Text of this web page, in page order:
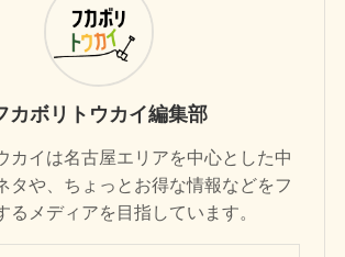
カボリトウカイ編集部
カイは名古屋エリアを中心とした中
タや、ちょっとお得な情報などをフ
るメディアを目指しています。